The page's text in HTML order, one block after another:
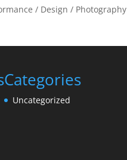
/ Design / Photography
Categories
Uncategorized